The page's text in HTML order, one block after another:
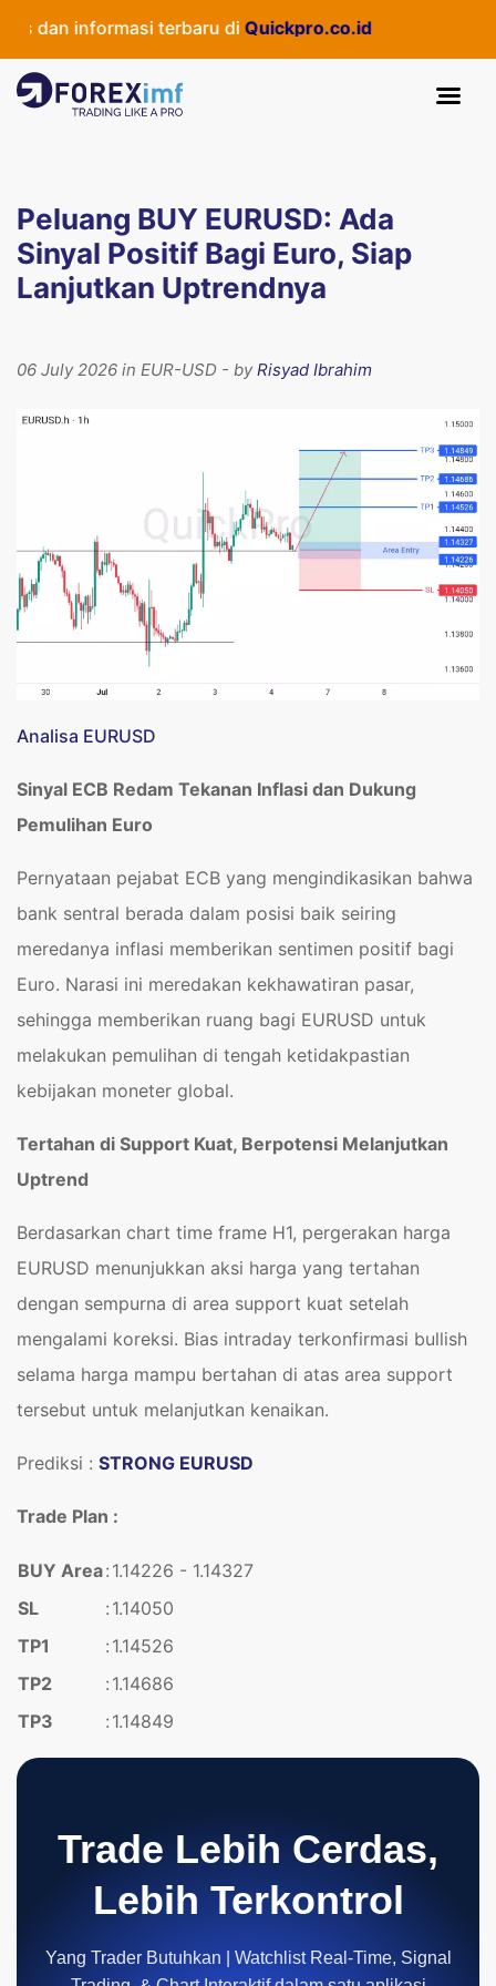
informasi terbaru diQuickpro.co.id
Peluang BUY EURUSD: Ada
Sinyal Positif Bagi Euro, Siap
Lanjutkan Uptrendnya
06 July 2026 in EUR-USD - byRisyad Ibrahim
Analisa EURUSD
Sinyal ECB Redam Tekanan Inflasi dan Dukung
Pemulihan Euro
Pernyataan pejabat ECB yang mengindikasikan bahwa
bank sentral berada dalam posisi baik seiring
meredanya inflasi memberikan sentimen positif bagi
Euro. Narasi ini meredakan kekhawatiran pasar,
sehingga memberikan ruang bagi EURUSD untuk
melakukan pemulihan di tengah ketidakpastian
kebijakan moneter global.
Tertahan di Support Kuat, Berpotensi Melanjutkan
Uptrend
Berdasarkan chart time frame H1, pergerakan harga
EURUSD menunjukkan aksi harga yang tertahan
dengan sempurna di area support kuat setelah
mengalami koreksi. Bias intraday terkonfirmasi bullish
selama harga mampu bertahan di atas area support
tersebut untuk melanjutkan kenaikan.
Prediksi : STRONG EURUSD
Trade Plan :
BUY Area: 1.14226 - 1.14327
SL
: 1.14050
TP1
: 1.14526
TP2
: 1.14686
TP3
: 1.14849
Trade Lebih Cerdas,
Lebih Terkontrol
Yang Trader Butuhkan | Watchlist Real-Time, Signal